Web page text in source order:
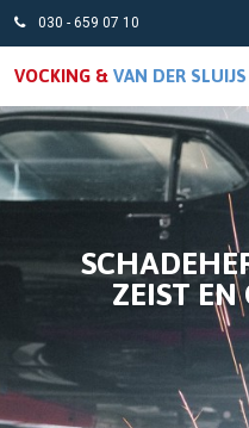
030 - 659 07 10
VOCKING & VAN DER
ZEIST EN